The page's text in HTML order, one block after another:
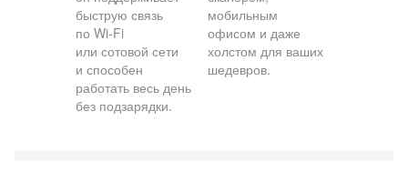
быструю связь
по Wi‑Fi
или сотовой сети
и способен
работать весь день
без подзарядки.
мобильным
офисом и даже
холстом для ваших
шедевров.